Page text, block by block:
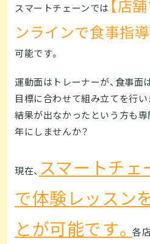
スマートチェーンでは 【店
ンラインで食事指導
可能です。
運動面はトレーナーが、食事面
目標に合わせて組み立てを行
結果が出なかったという方も
年にしませんか？
現在、 スマートチ
で体験レッスン
とが可能です。各